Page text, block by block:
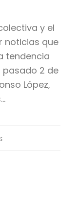
y el
noticias que
tendencia
pasado 2 de
López,